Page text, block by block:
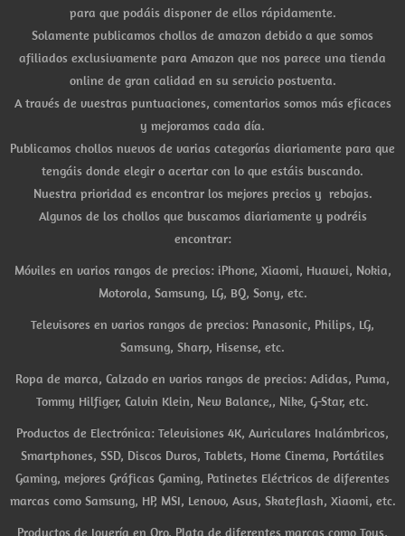
para que podáis disponer de ellos rápidamente.
Solamente publicamos chollos de amazon debido a que somos
afiliados exclusivamente para Amazon que nos parece una tienda
online de gran calidad en su servicio postventa.
A través de vuestras puntuaciones, comentarios somos más eficaces
y mejoramos cada día.
Publicamos chollos nuevos de varias categorías diariamente para que
tengáis donde elegir o acertar con lo que estáis buscando.
Nuestra prioridad es encontrar los mejores precios y rebajas.
Algunos de los chollos que buscamos diariamente y podréis
encontrar:
Móviles en varios rangos de precios: iPhone, Xiaomi, Huawei, Nokia,
Motorola, Samsung, LG, BQ, Sony, etc.
Televisores en varios rangos de precios: Panasonic, Philips, LG,
Samsung, Sharp, Hisense, etc.
Ropa de marca, Calzado en varios rangos de precios: Adidas, Puma,
Tommy Hilfiger, Calvin Klein, New Balance,, Nike, G-Star, etc.
Productos de Electrónica: Televisiones 4K, Auriculares Inalámbricos,
Smartphones, SSD, Discos Duros, Tablets, Home Cinema, Portátiles
Gaming, mejores Gráficas Gaming, Patinetes Eléctricos de diferentes
marcas como Samsung, HP, MSI, Lenovo, Asus, Skateflash, Xiaomi, etc.
Productos de Joyería en Oro, Plata de diferentes marcas como Tous,